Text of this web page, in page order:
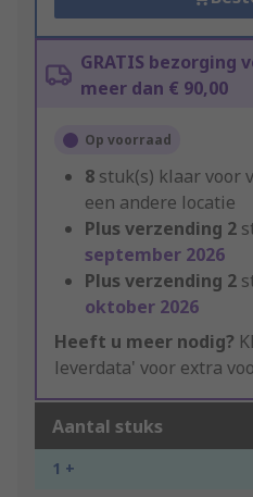
GRATIS bezorging
meer dan € 90,00
Op voorraad
8 stuk(s) klaar voor
een andere locatie
Plus verzending 2
september 2026
Plus verzending 2
oktober 2026
Heeft u meer nodig?
leverdata' voor extra
Aantal stuks
1 +